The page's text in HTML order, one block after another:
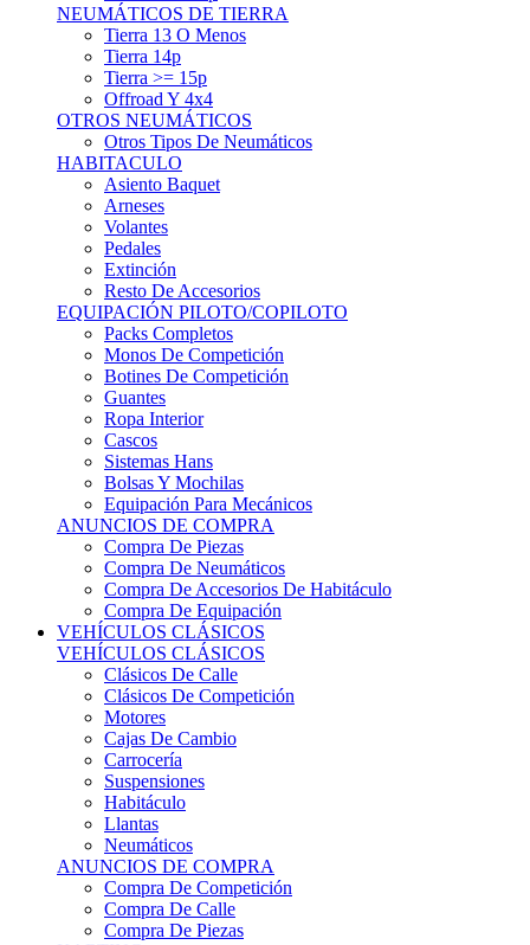
NEUMÁTICOS DE TIERRA
Tierra 13 O Menos
Tierra 14p
Tierra >= 15p
Offroad Y 4x4
OTROS NEUMÁTICOS
Otros Tipos De Neumáticos
HABITACULO
Asiento Baquet
Arneses
Volantes
Pedales
Extinción
Resto De Accesorios
EQUIPACIÓN PILOTO/COPILOTO
Packs Completos
Monos De Competición
Botines De Competición
Guantes
Ropa Interior
Cascos
Sistemas Hans
Bolsas Y Mochilas
Equipación Para Mecánicos
ANUNCIOS DE COMPRA
Compra De Piezas
Compra De Neumáticos
Compra De Accesorios De Habitáculo
Compra De Equipación
VEHÍCULOS CLÁSICOS
VEHÍCULOS CLÁSICOS
Clásicos De Calle
Clásicos De Competición
Motores
Cajas De Cambio
Carrocería
Suspensiones
Habitáculo
Llantas
Neumáticos
ANUNCIOS DE COMPRA
Compra De Competición
Compra De Calle
Compra De Piezas